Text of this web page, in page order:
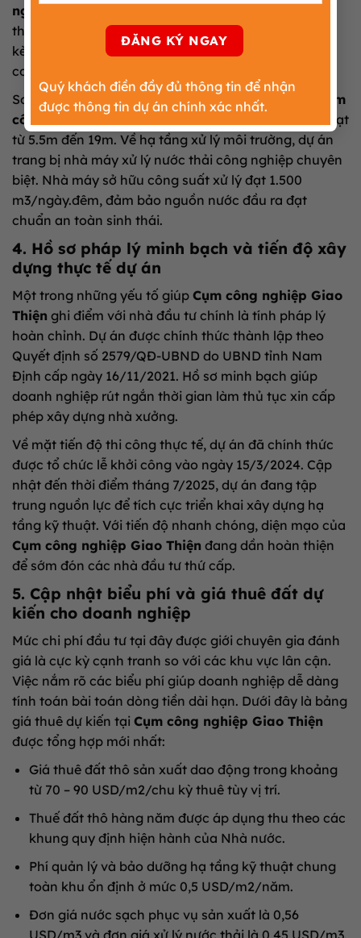
Quý khách điền đầy đủ thông tin để nhận
được thông tin dự án chính xác nhất.
nghiệp Giao Thiện
thông thoáng. Thiết kế lòng đường rộng 2×7.5m, đi
kèm vỉa hè rộng 2×4.5m đảm bảo cho các xe
container ra vào dễ dàng.
Song song đó, các tuyến đường nhánh nội bộ tại
Cụm
công nghiệp Giao Thiện
cũng có chiều rộng linh hoạt
từ 5.5m đến 19m. Về hạ tầng xử lý môi trường, dự án
trang bị nhà máy xử lý nước thải công nghiệp chuyên
biệt. Nhà máy sở hữu công suất xử lý đạt 1.500
m3/ngày.đêm, đảm bảo nguồn nước đầu ra đạt
chuẩn an toàn sinh thái.
4. Hồ sơ pháp lý minh bạch và tiến độ xây
dựng thực tế dự án
Một trong những yếu tố giúp Cụm công nghiệp Giao
Thiện ghi điểm với nhà đầu tư chính là tính pháp lý
hoàn chỉnh. Dự án được chính thức thành lập theo
Quyết định số 2579/QĐ-UBND do UBND tỉnh Nam
Định cấp ngày 16/11/2021. Hồ sơ minh bạch giúp
doanh nghiệp rút ngắn thời gian làm thủ tục xin cấp
phép xây dựng nhà xưởng.
Về mặt tiến độ thi công thực tế, dự án đã chính thức
được tổ chức lễ khởi công vào ngày 15/3/2024. Cập
nhật đến thời điểm tháng 7/2025, dự án đang tập
trung nguồn lực để tích cực triển khai xây dựng hạ
tầng kỹ thuật. Với tiến độ nhanh chóng, diện mạo của
Cụm công nghiệp Giao Thiện đang dần hoàn thiện
để sớm đón các nhà đầu tư thứ cấp.
5. Cập nhật biểu phí và giá thuê đất dự
kiến cho doanh nghiệp
Mức chi phí đầu tư tại đây được giới chuyên gia đánh
giá là cực kỳ cạnh tranh so với các khu vực lân cận.
Việc nắm rõ các biểu phí giúp doanh nghiệp dễ dàng
tính toán bài toán dòng tiền dài hạn. Dưới đây là bảng
giá thuê dự kiến tại Cụm công nghiệp Giao Thiện
được tổng hợp mới nhất:
Giá thuê đất thô sản xuất dao động trong khoảng
từ 70 – 90 USD/m2/chu kỳ thuê tùy vị trí.
Thuế đất thô hàng năm được áp dụng thu theo các
khung quy định hiện hành của Nhà nước.
Phí quản lý và bảo dưỡng hạ tầng kỹ thuật chung
toàn khu ổn định ở mức 0,5 USD/m2/năm.
Đơn giá nước sạch phục vụ sản xuất là 0,56
USD/m3 và đơn giá xử lý nước thải là 0,45 USD/m3.